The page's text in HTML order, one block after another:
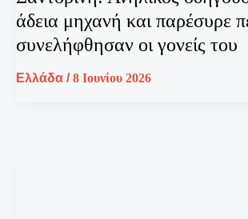
άδεια μηχανή και παρέσυρε
συνελήφθησαν οι γονείς του
Ελλάδα /8 Ιουνίου 2026